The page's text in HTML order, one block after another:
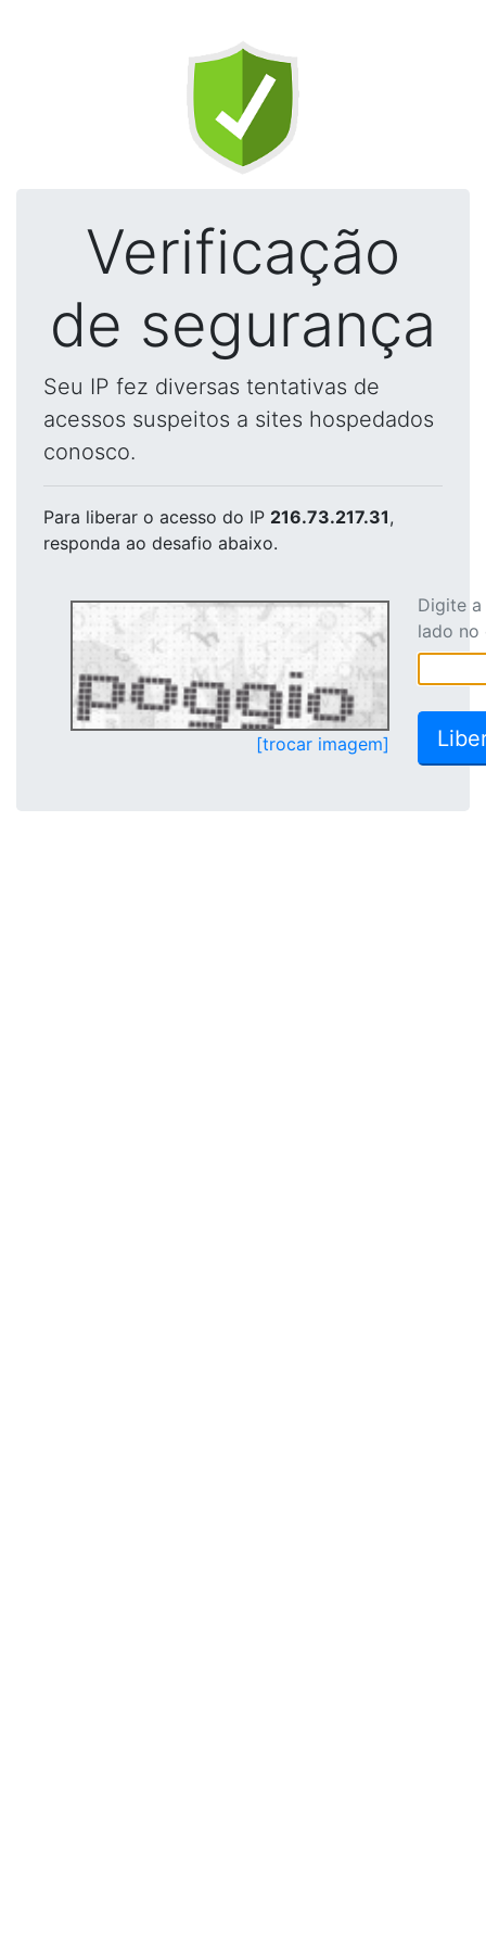
Verificação
de segurança
Seu IP fez diversas tentativas de
acessos suspeitos a sites hospedados
conosco.
Para liberar o acesso do IP 216.73.217.31,
responda ao desafio abaixo.
[trocar imagem]
Digite
lado no